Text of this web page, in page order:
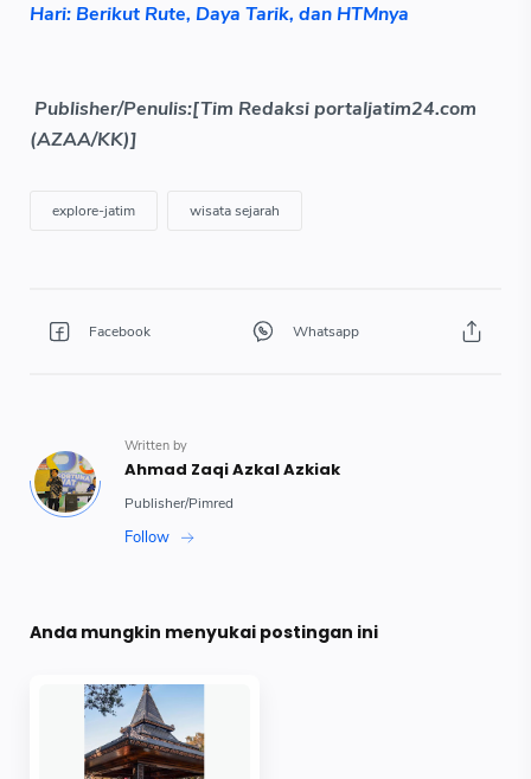
Hari: Berikut Rute, Daya Tarik, dan HTMnya
Publisher/Penulis:[Tim Redaksi portaljatim24.com
(AZAA/KK)]
Anda mungkin menyukai postingan ini